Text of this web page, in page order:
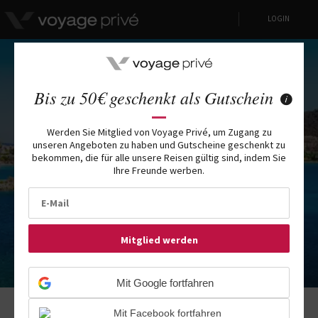
LOGIN
Reisen All-inclusive in Bodrum
VON VOYAGE PRIVÉ AUSGEHANDELTE LUXUSAUFENTHALTE
BIS ZU 80% ERMÄSSIGT
Bis zu 50€ geschenkt als Gutschein
Werden Sie Mitglied von Voyage Privé, um Zugang zu
unseren Angeboten zu haben und Gutscheine geschenkt zu
bekommen, die für alle unsere Reisen gültig sind, indem Sie
Ihre Freunde werben.
Mitglied werden
Mit Google fortfahren
Mit Facebook fortfahren